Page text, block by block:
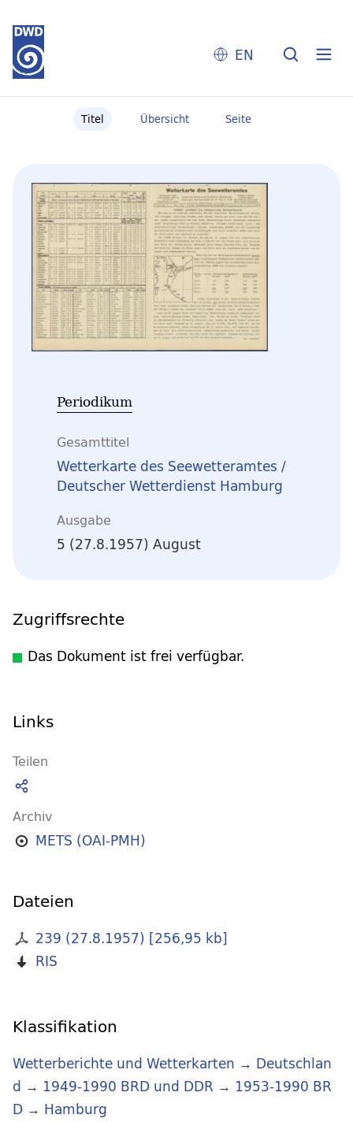
EN
Titel Übersicht Seite
Periodikum
Gesamttitel
Wetterkarte des Seewetteramtes /
Deutscher Wetterdienst Hamburg
Ausgabe
5 (27.8.1957) August
Zugriffsrechte
Das Dokument ist frei verfügbar.
Links
Teilen
Archiv
METS (OAI-PMH)
Dateien
239 (27.8.1957) [256,95 kb]
RIS
Klassifikation
Wetterberichte und Wetterkarten → Deutschlan
d → 1949-1990 BRD und DDR → 1953-1990 BR
D → Hamburg